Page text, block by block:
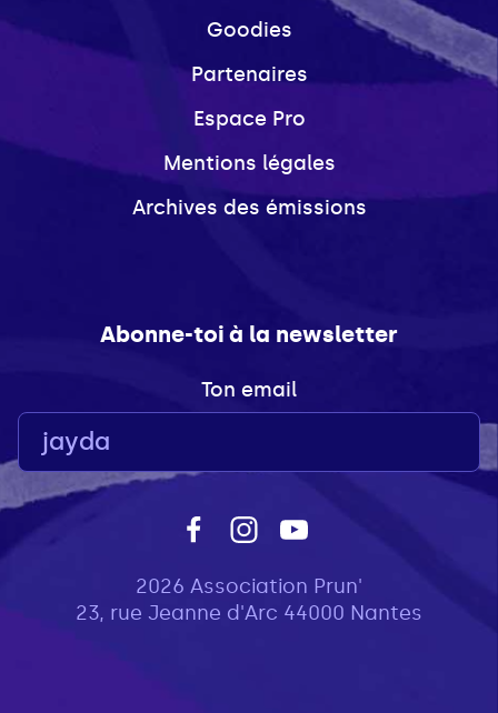
Goodies
Partenaires
Espace Pro
Mentions légales
Archives des émissions
Abonne-toi à la newsletter
Ton email
2026 Association Prun'
23, rue Jeanne d'Arc 44000 Nantes